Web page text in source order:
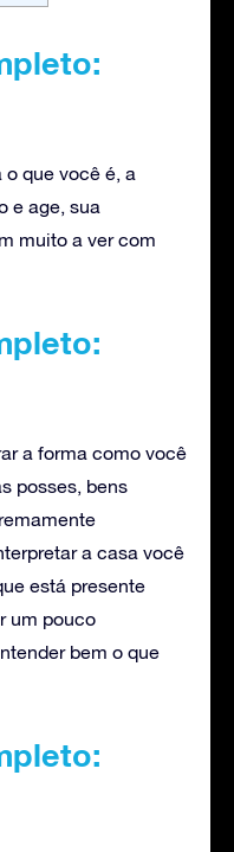
o que você é, a
e age, sua
muito a ver com
a forma como você
posses, bens
a casa você
está presente
um pouco
bem o que